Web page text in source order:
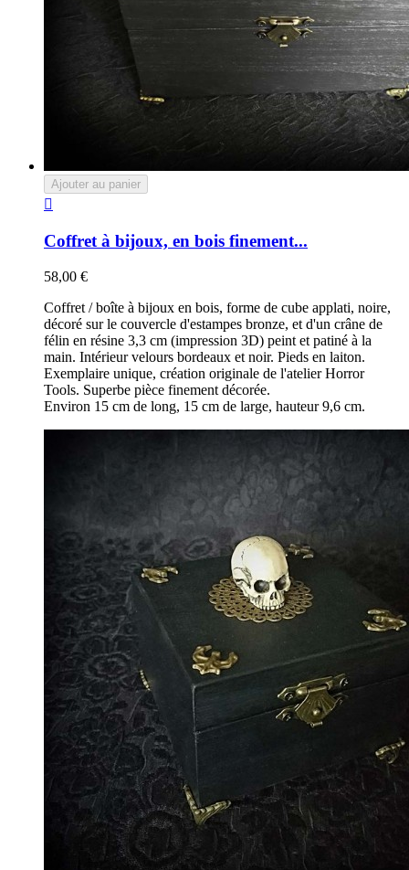
Ajouter au panier

Coffret à bijoux, en bois finement...
58,00 €
Coffret / boîte à bijoux en bois, forme de cube applati, noire,
décoré sur le couvercle d'estampes bronze, et d'un crâne de
félin en résine 3,3 cm (impression 3D) peint et patiné à la
main. Intérieur velours bordeaux et noir. Pieds en laiton.
Exemplaire unique, création originale de l'atelier Horror
Tools. Superbe pièce finement décorée.
Environ 15 cm de long, 15 cm de large, hauteur 9,6 cm.